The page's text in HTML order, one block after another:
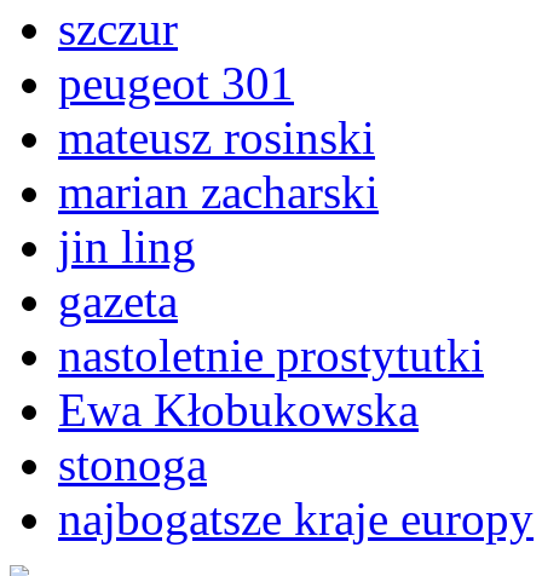
szczur
peugeot 301
mateusz rosinski
marian zacharski
jin ling
gazeta
nastoletnie prostytutki
Ewa Kłobukowska
stonoga
najbogatsze kraje europy